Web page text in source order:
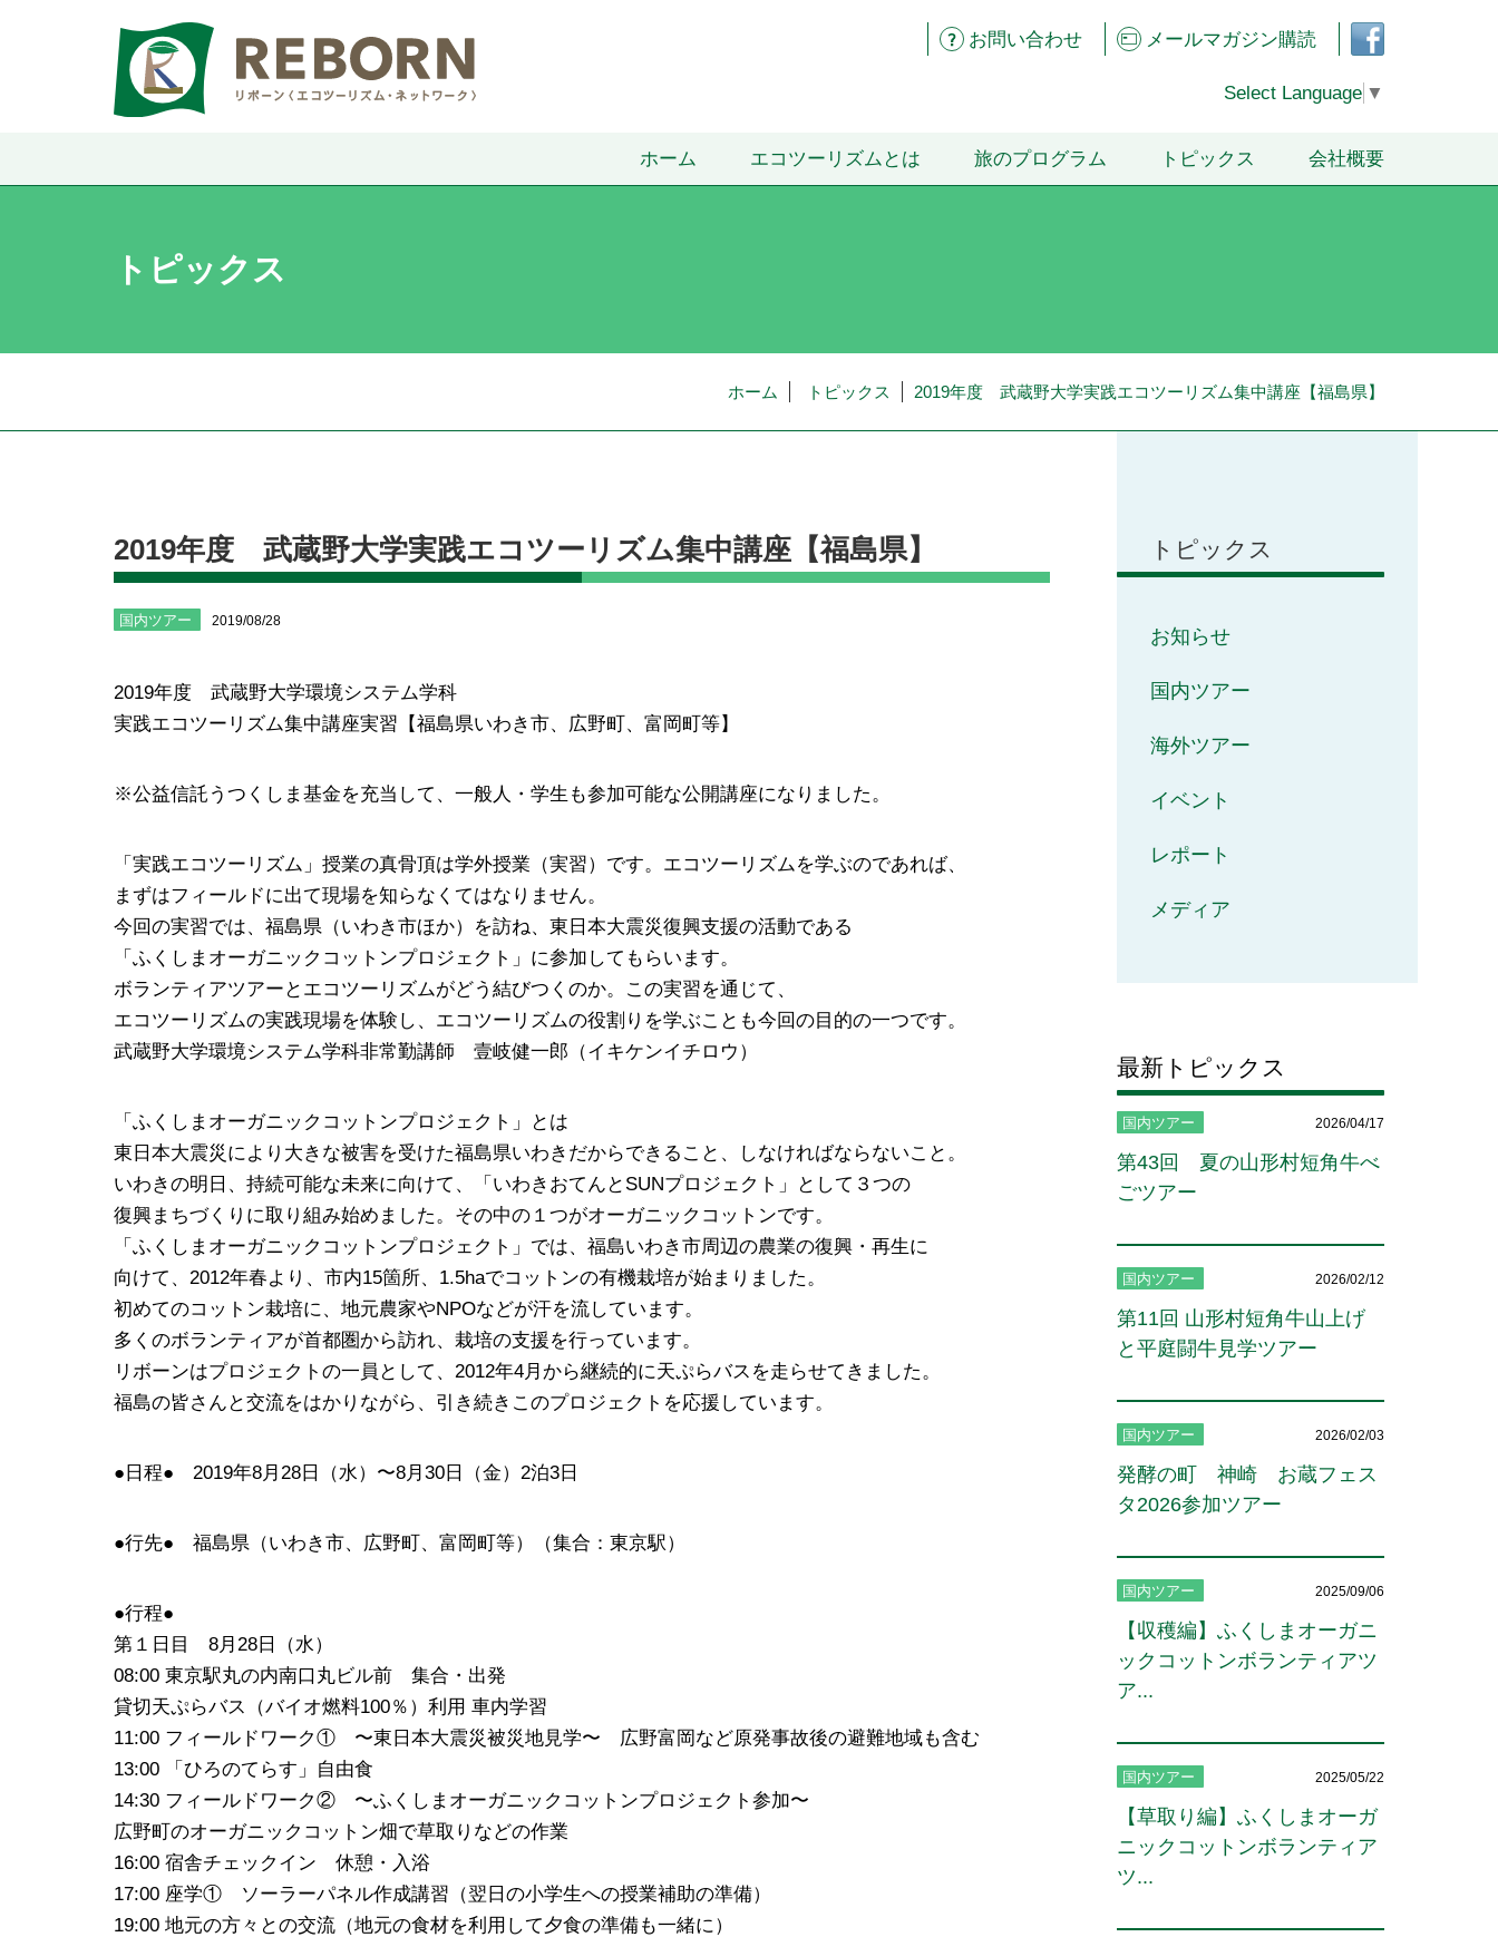
お問い合わせ メールマガジン購読
フェ
イス
クペ
ージ
ホーム エコツーリズムとは 旅のプログラム トピックス 会社概要
Select Language ▼
トピックス
ホーム トピックス 2019年度 武蔵野大学実践エコツーリズム集中講座【福島県】
2019年度 武蔵野大学実践エコツーリズム集中講座【福島県】
国内ツアー 2019/08/28
2019年度 武蔵野大学環境システム学科
実践エコツーリズム集中講座実習【福島県いわき市、広野町、富岡町等】
※公益信託うつくしま基金を充当して、一般人・学生も参加可能な公開講座になりました。
「実践エコツーリズム」授業の真骨頂は学外授業（実習）です。エコツーリズムを学ぶのであれば、
まずはフィールドに出て現場を知らなくてはなりません。
今回の実習では、福島県（いわき市ほか）を訪ね、東日本大震災復興支援の活動である
「ふくしまオーガニックコットンプロジェクト」に参加してもらいます。
ボランティアツアーとエコツーリズムがどう結びつくのか。この実習を通じて、
エコツーリズムの実践現場を体験し、エコツーリズムの役割りを学ぶことも今回の目的の一つです。
武蔵野大学環境システム学科非常勤講師 壹岐健一郎（イキケンイチロウ）
「ふくしまオーガニックコットンプロジェクト」とは
東日本大震災により大きな被害を受けた福島県いわきだからできること、しなければならないこと。
いわきの明日、持続可能な未来に向けて、「いわきおてんとSUNプロジェクト」として３つの
復興まちづくりに取り組み始めました。その中の１つがオーガニックコットンです。
「ふくしまオーガニックコットンプロジェクト」では、福島いわき市周辺の農業の復興・再生に
向けて、2012年春より、市内15箇所、1.5haでコットンの有機栽培が始まりました。
初めてのコットン栽培に、地元農家やNPOなどが汗を流しています。
多くのボランティアが首都圏から訪れ、栽培の支援を行っています。
リボーンはプロジェクトの一員として、2012年4月から継続的に天ぷらバスを走らせてきました。
福島の皆さんと交流をはかりながら、引き続きこのプロジェクトを応援しています。
●日程● 2019年8月28日（水）〜8月30日（金）2泊3日
●行先● 福島県（いわき市、広野町、富岡町等）（集合：東京駅）
●行程●
第１日目 8月28日（水）
08:00 東京駅丸の内南口丸ビル前 集合・出発
貸切天ぷらバス（バイオ燃料100％）利用 車内学習
11:00 フィールドワーク① 〜東日本大震災被災地見学〜 広野富岡など原発事故後の避難地域も含む
13:00 「ひろのてらす」自由食
14:30 フィールドワーク② 〜ふくしまオーガニックコットンプロジェクト参加〜
広野町のオーガニックコットン畑で草取りなどの作業
16:00 宿舎チェックイン 休憩・入浴
17:00 座学① ソーラーパネル作成講習（翌日の小学生への授業補助の準備）
19:00 地元の方々との交流（地元の食材を利用して夕食の準備も一緒に）
トピックス
お知らせ
国内ツアー
海外ツアー
イベント
レポート
メディア
最新トピックス
国内ツアー 2026/04/17
第43回 夏の山形村短角牛べ
ごツアー
国内ツアー 2026/02/12
第11回 山形村短角牛山上げ
と平庭闘牛見学ツアー
国内ツアー 2026/02/03
発酵の町 神崎 お蔵フェス
タ2026参加ツアー
国内ツアー 2025/09/06
【収穫編】ふくしまオーガニ
ックコットンボランティアツ
ア...
国内ツアー 2025/05/22
【草取り編】ふくしまオーガ
ニックコットンボランティア
ツ...